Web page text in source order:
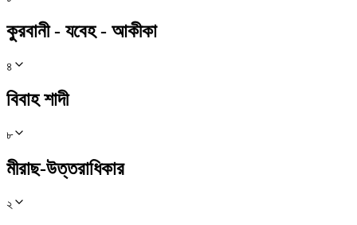
কুরবানী - যবেহ - আকীকা
৪
বিবাহ শাদী
৮
মীরাছ-উত্তরাধিকার
২